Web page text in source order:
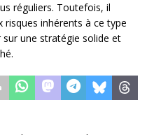
réguliers. Toutefois, il
risques inhérents à ce type
sur une stratégie solide et